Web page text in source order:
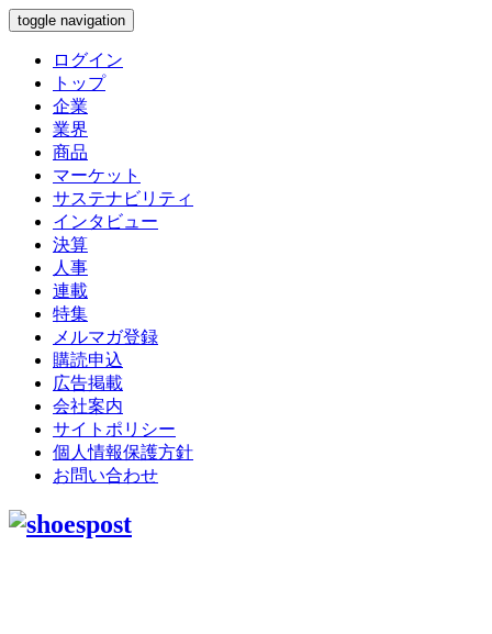
toggle navigation
ログイン
トップ
企業
業界
商品
マーケット
サステナビリティ
インタビュー
決算
人事
連載
特集
メルマガ登録
購読申込
広告掲載
会社案内
サイトポリシー
個人情報保護方針
お問い合わせ